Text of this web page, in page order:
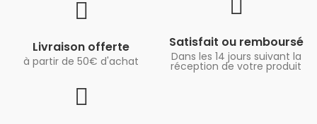
Livraison offerte
à partir de 50€ d'achat
Satisfait ou remboursé
Dans les 14 jours suivant la
réception de votre produit